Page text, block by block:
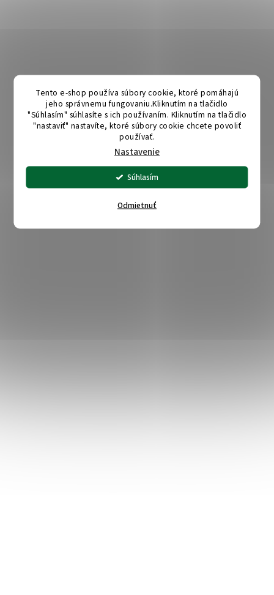
Tento e-shop používa súbory cookie, ktoré pomáhajú
jeho správnemu fungovaniu.Kliknutím na tlačidlo
"Súhlasím" súhlasíte s ich používaním. Kliknutím na tlačidlo
"nastaviť" nastavíte, ktoré súbory cookie chcete povoliť
používať.
Nastavenie
Odmietnuť
Súhlasím